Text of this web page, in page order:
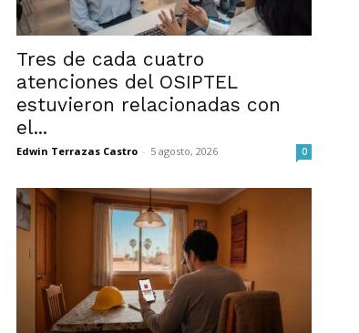
Tres de cada cuatro
atenciones del OSIPTEL
estuvieron relacionadas con
el...
Edwin Terrazas Castro - 5 agosto, 2026 0